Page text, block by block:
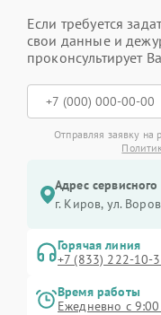
Если требуется
свои данные и
проконсультирует
Отправляя заявку на
Адрес
г. Киров, ул.
Горячая линия
+7 (833) 222-10-
Время работы
Ежедневно с